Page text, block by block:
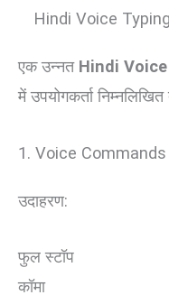
Hindi Voice Typing
एक उन्नत Hindi
में उपयोगकर्ता
1. Voice Commands
उदाहरण:
फुल स्टॉप
कॉमा